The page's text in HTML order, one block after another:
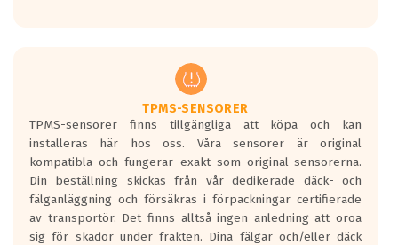
regelverket som introduceras år 2016.
Ett däck med två svarta vågor är redan
godkända för år 2016 nya regelverk.
Ett däck med en svart våg kommer vara
minst tre decibel tystare än det
regelverk som börjar gälla 2016.
TPMS-SENSORER
TPMS-sensorer finns tillgängliga att köpa och kan
installeras här hos oss. Våra sensorer är original
kompatibla och fungerar exakt som original-sensorerna.
Din beställning skickas från vår dedikerade däck- och
fälganläggning och försäkras i förpackningar certifierade
av transportör. Det finns alltså ingen anledning att oroa
sig för skador under frakten. Dina fälgar och/eller däck